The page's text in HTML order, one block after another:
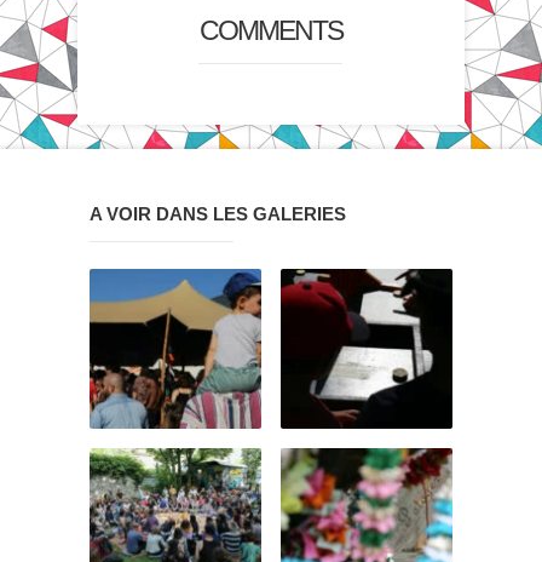
COMMENTS
A VOIR DANS LES GALERIES